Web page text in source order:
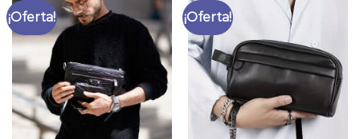
¡Oferta! ¡Oferta!